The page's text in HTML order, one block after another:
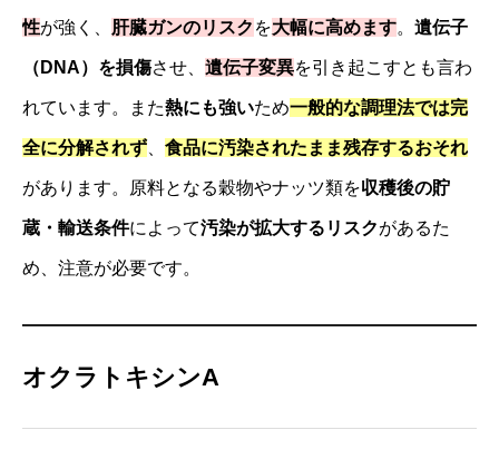
性が強く、 肝臓ガンのリスク を大幅に高めます。 遺伝子
（DNA）を損傷させ、 遺伝子変異を引き起こすとも言わ
れています。また熱にも強いため一般的な調理法では完
全に分解されず 食品に汚染されたまま残存するおそれ
があります。原料となる穀物やナッツ類を収穫後の貯
蔵・輸送条件によって汚染が拡大するリスクがあるた
め、注意が必要です。
オクラトキシンA